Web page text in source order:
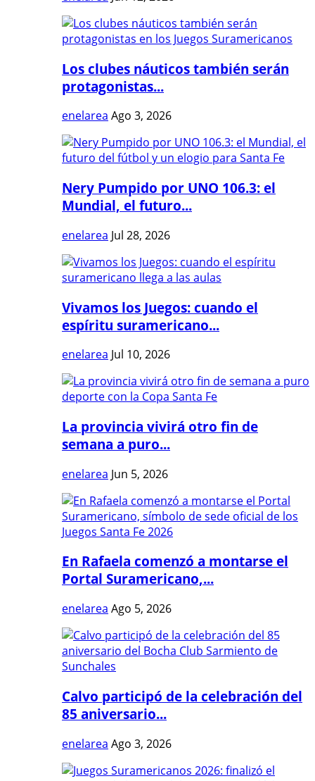
Los clubes náuticos también serán
protagonistas...
enelarea Ago 3, 2026
Nery Pumpido por UNO 106.3: el
Mundial, el futuro...
enelarea Jul 28, 2026
Vivamos los Juegos: cuando el
espíritu suramericano...
enelarea Jul 10, 2026
La provincia vivirá otro fin de
semana a puro...
enelarea Jun 5, 2026
En Rafaela comenzó a montarse el
Portal Suramericano,...
enelarea Ago 5, 2026
Calvo participó de la celebración del
85 aniversario...
enelarea Ago 3, 2026